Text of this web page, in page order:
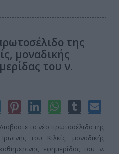
της
μοναδικής
του ν.
Διαβάστε το νέο πρωτοσέλιδο της
Πρωινής του Κιλκίς, μοναδικής
καθημερινής εφημερίδας του ν.